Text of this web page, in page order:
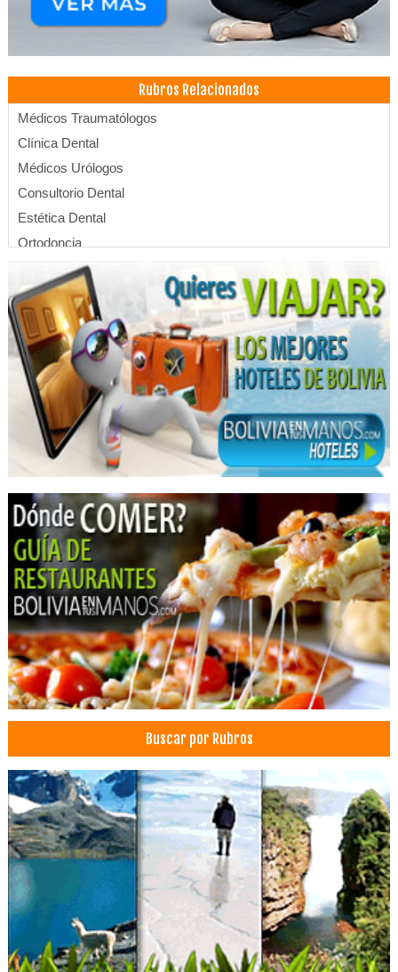
Rubros Relacionados
Médicos Traumatólogos
Clínica Dental
Médicos Urólogos
Consultorio Dental
Estética Dental
Ortodoncia
Cirujanos oftalmólogos
Médicos Oftalmólogos
Oftalmología
Institutos de Profesionalización
Servicios Contables y Consultoría
Institutos de Capacitación
Centros Educativos
Clínicas Odontológicas
Cirujanos plásticos
Cirugía Plástica
Cirugía Estética
Cirugia Plástica / Estética
Cirugía de cráneo
Médico Cirujano
Médicos Cirujanos Plásticos, Estéticos y Reparadores
Calefones a Gas
Construcción Civil
Instalaciones de gas
Instalaciones Eléctricas
Instalación de Gas
Estética Integral
Estética Corporal
Fisioterapia Integral
Fisioterapia
Buscar por Rubros